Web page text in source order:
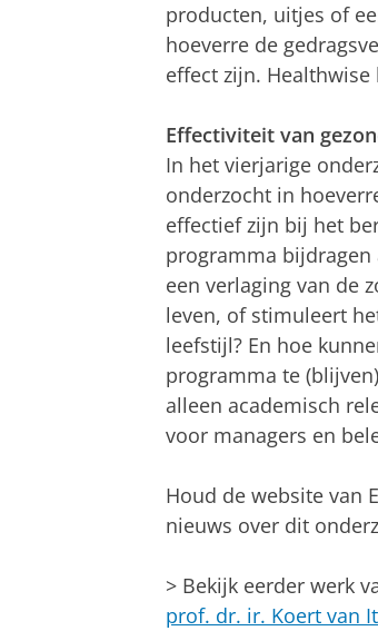
producten, uitjes of
hoeverre de
effect zijn.
Effectiviteit van
In het vierjarige
onderzocht in
effectief zijn bij het
programma bijdragen
een verlaging van de
leven, of stimuleert
leefstijl? En hoe
programma te
alleen academisch
voor managers en
Houd de website van
nieuws over dit
> Bekijk eerder werk
prof. dr. ir. Koert van